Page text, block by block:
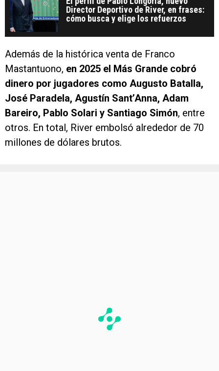
Director Deportivo de River, en frases:
cómo busca y elige los refuerzos
Además de la histórica venta de Franco
Mastantuono, en 2025 el Más Grande cobró
dinero por jugadores como Augusto Batalla,
José Paradela, Agustín Sant’Anna, Adam
Bareiro, Pablo Solari y Santiago Simón, entre
otros. En total, River embolsó alrededor de 70
millones de dólares brutos.